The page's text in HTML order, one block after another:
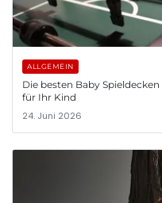
ALLGEMEIN
Die besten Baby
für Ihr Kind
24. Juni 2026